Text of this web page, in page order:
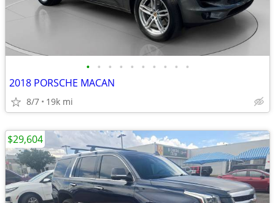
• • • • • • • • • •
2018 PORSCHE MACAN
8/7 19k mi
$29,604